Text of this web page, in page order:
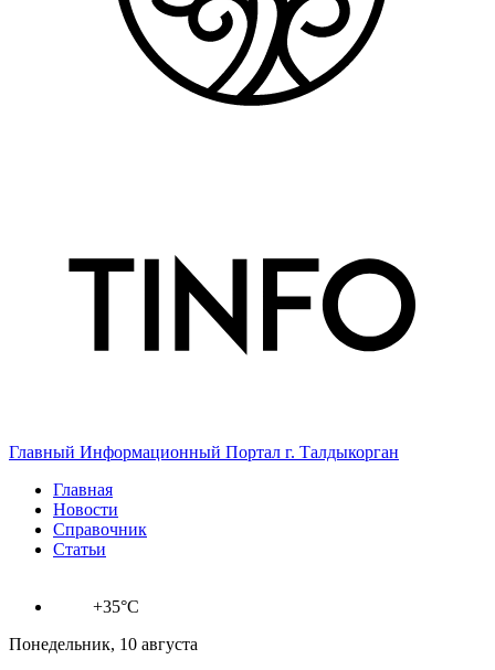
Главный Информационный Портал г. Талдыкорган
Главная
Новости
Справочник
Статьи
+35°C
Понедельник, 10 августа